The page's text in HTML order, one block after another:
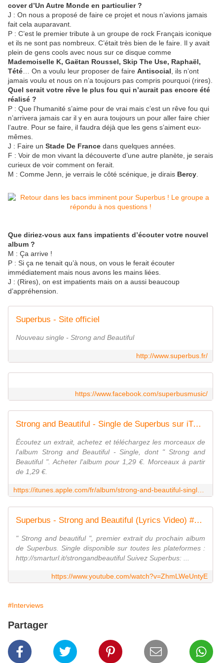
cover d’Un Autre Monde en particulier ?
J : On nous a proposé de faire ce projet et nous n’avions jamais
fait cela auparavant.
P : C’est le premier tribute à un groupe de rock Français iconique
et ils ne sont pas nombreux. C’était très bien de le faire. Il y avait
plein de gens cools avec nous sur ce disque comme
Mademoiselle K, Gaëtan Roussel, Skip The Use, Raphaël,
Tété … On a voulu leur proposer de faire Antisocial , ils n’ont
jamais voulu et nous on n’a toujours pas compris pourquoi (rires).
Quel serait votre rêve le plus fou qui n’aurait pas encore été
réalisé ?
P : Que l’humanité s’aime pour de vrai mais c’est un rêve fou qui
n’arrivera jamais car il y en aura toujours un pour aller faire chier
l’autre. Pour se faire, il faudra déjà que les gens s’aiment eux-
mêmes.
J : Faire un Stade De France dans quelques années.
F : Voir de mon vivant la découverte d’une autre planète, je serais
curieux de voir comment on ferait.
M : Comme Jenn, je verrais le côté scénique, je dirais Bercy
Que diriez-vous aux fans impatients d’écouter votre nouvel
album ?
M : Ça arrive !
P : Si ça ne tenait qu’à nous, on vous le ferait écouter
immédiatement mais nous avons les mains liées.
J : (Rires), on est impatients mais on a aussi beaucoup
d’appréhension.
Superbus - Site officiel
Nouveau single - Strong and Beautiful
http://www.superbus.fr/
https://www.facebook.com/superbusmusic/
Strong and Beautiful - Single de Superbus sur iTunes
Écoutez un extrait, achetez et téléchargez les morceaux de
l'album Strong and Beautiful - Single, dont " Strong and
Beautiful ". Acheter l'album pour 1,29 €. Morceaux à partir
de 1,29 €.
Superbus - Strong and Beautiful (Lyrics Video) #SUPERBUS2016
" Strong and beautiful ", premier extrait du prochain album
de Superbus. Single disponible sur toutes les plateformes :
http://smarturl.it/strongandbeautiful Suivez Superbus: ...
https://www.youtube.com/watch?v=ZhmLWeUntyE
#Interviews
Partager